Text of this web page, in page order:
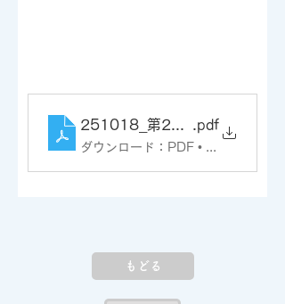
251018_第29回須坂健康まつ
.pdf
ダウンロード：PDF • 1.44MB
もどる